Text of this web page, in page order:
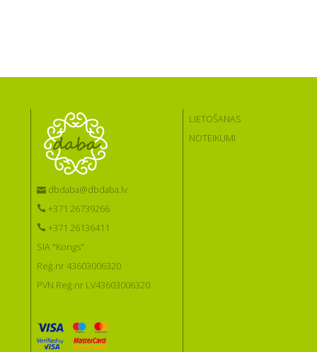
dbdaba@dbdaba.lv
+371 26739266
+371 26136411
SIA "Kongs"
Reģ.nr 43603006320
PVN Reģ.nr LV43603006320
LIETOŠANAS
NOTEIKUMI